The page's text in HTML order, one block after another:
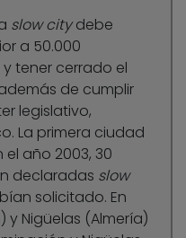
slow citydebe
a 50.000
tener cerrado el
de cumplir
legislativo,
La primera ciudad
el año 2003, 30
declaradas slow
solicitado. En
y Nigüelas (Almería)